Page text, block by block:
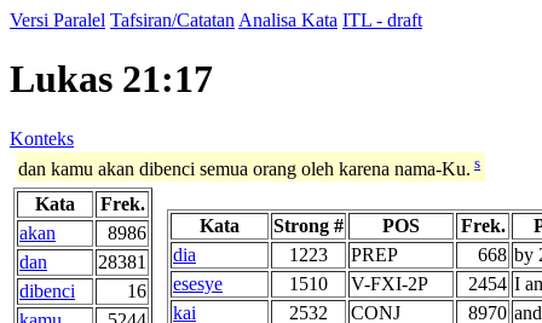
Versi Paralel Tafsiran/Catatan Analisa Kata ITL - draft
Lukas 21:17
Konteks
dan kamu akan dibenci semua orang oleh karena nama-Ku. s
Kata
Frek.
akan
8986
dan
28381
dibenci
16
Kata Strong # POS Frek.
dia
1223 PREP 668 by
esesye
1510 V-FXI-2P 2454 I
kai
2532 CONJ 8970